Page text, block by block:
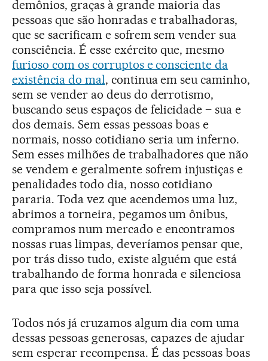
demônios, graças à grande maioria das
pessoas que são honradas e trabalhadoras,
que se sacrificam e sofrem sem vender sua
consciência. É esse exército que, mesmo
furioso com os corruptos e consciente da
existência do mal, continua em seu caminho,
sem se vender ao deus do derrotismo,
buscando seus espaços de felicidade – sua e
dos demais. Sem essas pessoas boas e
normais, nosso cotidiano seria um inferno.
Sem esses milhões de trabalhadores que não
se vendem e geralmente sofrem injustiças e
penalidades todo dia, nosso cotidiano
pararia. Toda vez que acendemos uma luz,
abrimos a torneira, pegamos um ônibus,
compramos num mercado e encontramos
nossas ruas limpas, deveríamos pensar que,
por trás disso tudo, existe alguém que está
trabalhando de forma honrada e silenciosa
para que isso seja possível.
Todos nós já cruzamos algum dia com uma
dessas pessoas generosas, capazes de ajudar
sem esperar recompensa. É das pessoas boas